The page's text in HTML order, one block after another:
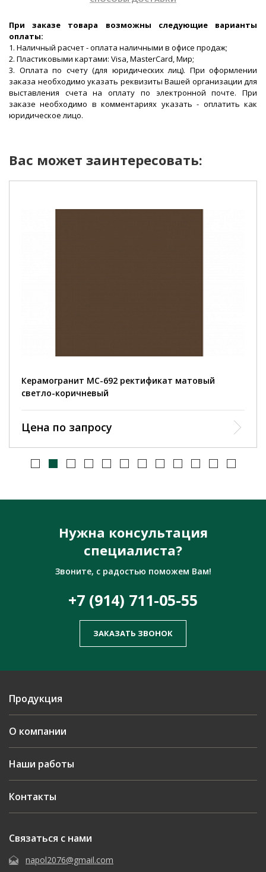
При заказе товара возможны следующие варианты
оплаты:
1. Наличный расчет - оплата наличными в офисе продаж;
2. Пластиковыми картами: Visa, MasterCard, Мир;
3. Оплата по счету (для юридических лиц). При оформлении
заказа необходимо указать реквизиты Вашей организации для
выставления счета на оплату по электронной почте. При
заказе необходимо в комментариях указать - оплатить как
юридическое лицо.
Вас может заинтересовать:
Керамогранит MC-692 ректификат матовый
светло-коричневый
Цена по запросу
Нужна консультация
специалиста?
Звоните, с радостью поможем Вам!
+7 (914) 711-05-55
ЗАКАЗАТЬ ЗВОНОК
Продукция
О компании
Наши работы
Контакты
Связаться с нами
napol2076@gmail.com